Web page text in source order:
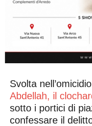
Svolta
Abdellah, il
sotto i portici di
confessare il